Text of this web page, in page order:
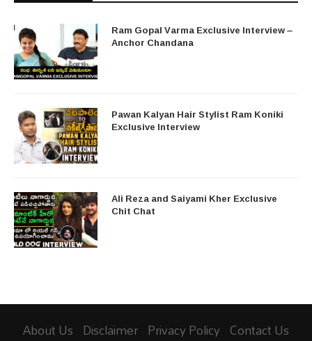
Ram Gopal Varma Exclusive Interview –
Anchor Chandana
Pawan Kalyan Hair Stylist Ram Koniki
Exclusive Interview
Ali Reza and Saiyami Kher Exclusive
Chit Chat
About Us Disclaimer Privacy Policy Contact Us